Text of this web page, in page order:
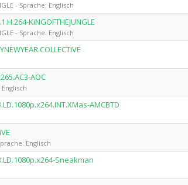
- Sprache: Englisch
KiNGOFTHEJUNGLE
- Sprache: Englisch
AOC
AMCBTD
Englisch
Sneakman